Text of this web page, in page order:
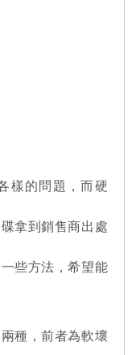
樣的問題，而硬
拿到銷售商出處
些方法，希望能
種，前者為軟壞